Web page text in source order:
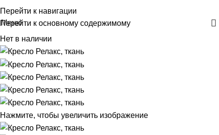
Перейти к навигации
Перейти к основному содержимому
Меню
Нет в наличии
Нажмите, чтобы увеличить изображение